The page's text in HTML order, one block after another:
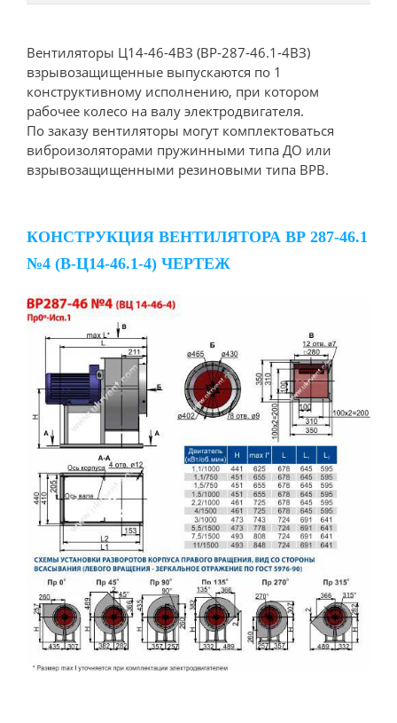
Вентиляторы Ц14-46-4ВЗ (ВР-287-46.1-4ВЗ)
взрывозащищенные выпускаются по 1
конструктивному исполнению, при котором
рабочее колесо на валу электродвигателя.
По заказу вентиляторы могут комплектоваться
виброизоляторами пружинными типа ДО или
взрывозащищенными резиновыми типа ВРВ.
КОНСТРУКЦИЯ ВЕНТИЛЯТОРА ВР 287-46.1
№4 (В-Ц14-46.1-4) ЧЕРТЕЖ